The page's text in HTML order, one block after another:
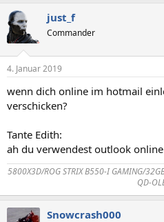
just_f
Commander
4. Januar 2019
wenn dich online im hotmail
verschicken?
Tante Edith:
ah du verwendest outlook
5800X3D/ROG STRIX B550-I GAMING/
QD-
Snowcrash000